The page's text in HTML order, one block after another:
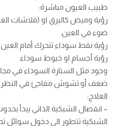
طبيب العيون مباشرة:
رؤية وميض كالبرق او (فلاشات
ضوء في العين.
رؤية نقط سوداء تتحرك أمام العين
رؤية أجسام او خيوط سوداء.
وجود مثل الستارة السوداء في
ضعف أو تشوش مفاجئ في النظر.
العلاج:
– انفصال الشبكية الذاتي يبدأ
الشبكية تتطور الى دخول سوائل